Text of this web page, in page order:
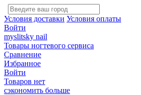
Условия доставки Условия оплаты
Войти
myslitsky nail
Товары ногтевого сервиса
Сравнение
Избранное
Войти
Товаров нет
сэкономить больше